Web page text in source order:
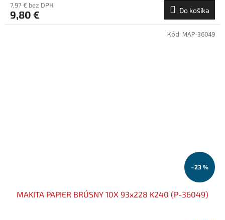
7,97 € bez DPH
9,80 € Do košíka
–23 %
MAKITA PAPIER BRÚSNY 10X 93x228 K240 (P-36049)
Kód: MAP-36049